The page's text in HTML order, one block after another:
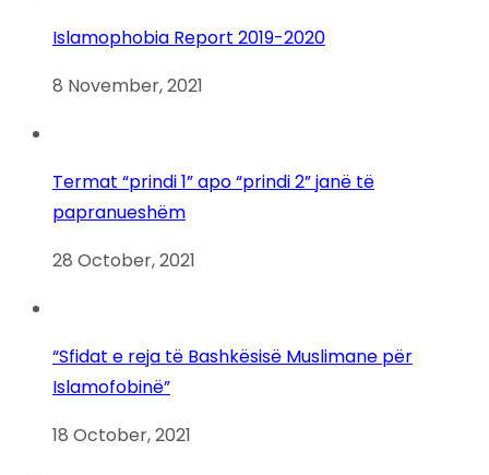
Islamophobia Report 2019-2020
8 November, 2021
Termat “prindi 1” apo “prindi 2” janë të
papranueshëm
28 October, 2021
“Sfidat e reja të Bashkësisë Muslimane për
Islamofobinë”
18 October, 2021